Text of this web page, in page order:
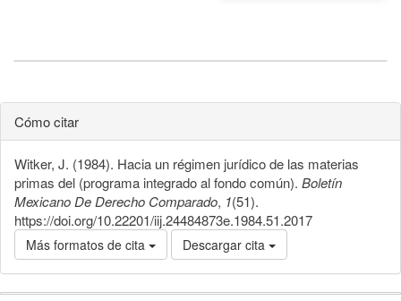
Cómo citar
Witker, J. (1984). Hacia un régimen jurídico de las materias
primas del (programa integrado al fondo común). Boletín
Mexicano De Derecho Comparado, 1(51).
https://doi.org/10.22201/iij.24484873e.1984.51.2017
Más formatos de cita Descargar cita